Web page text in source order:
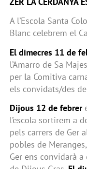
A l’Escola Santa
Blanc celebrem el
El dimecres 11 de
l’Amarro de Sa
per la Comitiva
els convidats/des
Dijous 12 de febrer
l’escola sortirem a
pels carrers de Ger
pobles de
Ger ens convidarà